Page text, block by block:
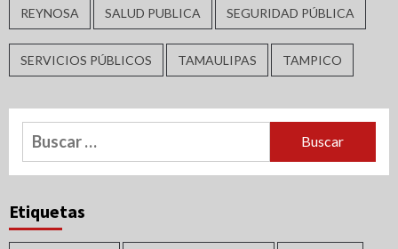
REYNOSA SALUD PUBLICA SEGURIDAD PÚBLICA
SERVICIOS PÚBLICOS TAMAULIPAS TAMPICO
Buscar:
Etiquetas